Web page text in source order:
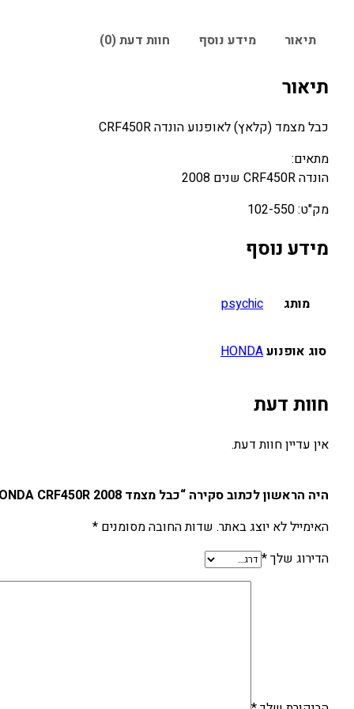
תיאור
מידע נוסף חוות דעת (0)
תיאור
כבל מצמד (קלאץ) לאופנוע הונדה CRF450R
מתאים:
הונדה CRF450R שנים 2008
מק"ט: 102-550
מידע נוסף
מותג psychic
סוג אופנועHONDA
חוות דעת
אין עדיין חוות דעת.
היה הראשון לכתוב סקירה “כבל מצמד HONDA CRF450R 2008”
האימייל לא יוצג באתר. שדות החובה מסומנים *
הדירוג שלך*